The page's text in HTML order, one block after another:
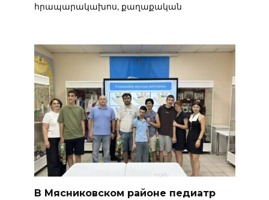
հրապարակախոս, քաղաքական
В Мясниковском районе педиатр